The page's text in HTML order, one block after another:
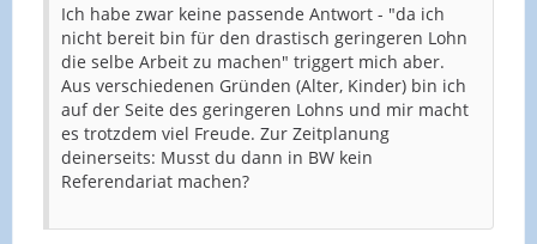
Ich habe zwar keine passende Antwort - "da ich
nicht bereit bin für den drastisch geringeren Lohn
die selbe Arbeit zu machen" triggert mich aber.
Aus verschiedenen Gründen (Alter, Kinder) bin ich
auf der Seite des geringeren Lohns und mir macht
es trotzdem viel Freude. Zur Zeitplanung
deinerseits: Musst du dann in BW kein
Referendariat machen?